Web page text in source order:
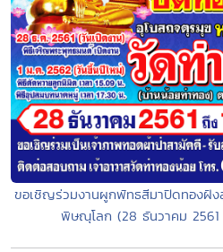
ขอเชิญร่วมงานผูกพัทธสีมาปิดทองฝั
พิษณุโลก (28 ธันวาคม